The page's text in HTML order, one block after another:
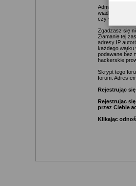
wiadomości.
czy
Zgadzasz się
Złamanie tej
adresy IP
każdego wątku
podawane bez
hackerskie
Skrypt tego
forum. Adres
Rejestrując
Rejestrując
przez Ciebie
Klikając